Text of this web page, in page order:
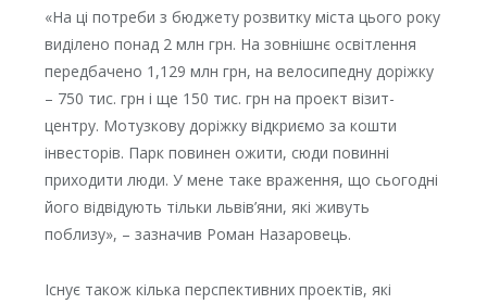
«На ці потреби з бюджету розвитку міста цього року
виділено понад 2 млн грн. На зовнішнє освітлення
передбачено 1,129 млн грн, на велосипедну доріжку
– 750 тис. грн і ще 150 тис. грн на проект візит-
центру. Мотузкову доріжку відкриємо за кошти
інвесторів. Парк повинен ожити, сюди повинні
приходити люди. У мене таке враження, що сьогодні
його відвідують тільки львів’яни, які живуть
поблизу», – зазначив Роман Назаровець.
Існує також кілька перспективних проектів, які